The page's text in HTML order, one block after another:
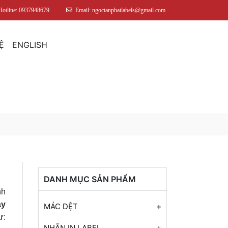
0937948679 Email: ngoctanphatlabels@gmail.com
ENGLISH
DANH MỤC SẢN PHẨM
MÁC DỆT
Mác Dệt